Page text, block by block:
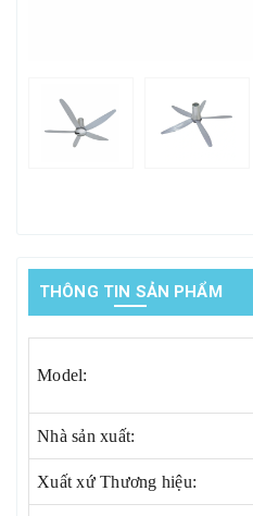
THÔNG TIN SẢN PHẨM
Model:
Nhà sản xuất:
Xuất xứ Thương hiệu: